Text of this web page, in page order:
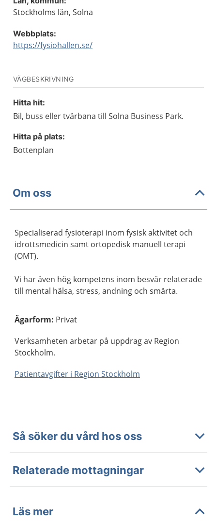
Stockholms län, Solna
Webbplats:
https://fysiohallen.se/
VÄGBESKRIVNING
Hitta hit:
Bil, buss eller tvärbana till Solna Business Park.
Hitta på plats:
Bottenplan
Om oss
Specialiserad fysioterapi inom fysisk aktivitet och
idrottsmedicin samt ortopedisk manuell terapi
(OMT).
Vi har även hög kompetens inom besvär relaterade
till mental hälsa, stress, andning och smärta.
Ägarform: Privat
Verksamheten arbetar på uppdrag av Region
Stockholm.
Patientavgifter i Region Stockholm
Så söker du vård hos oss
Relaterade mottagningar
Läs mer